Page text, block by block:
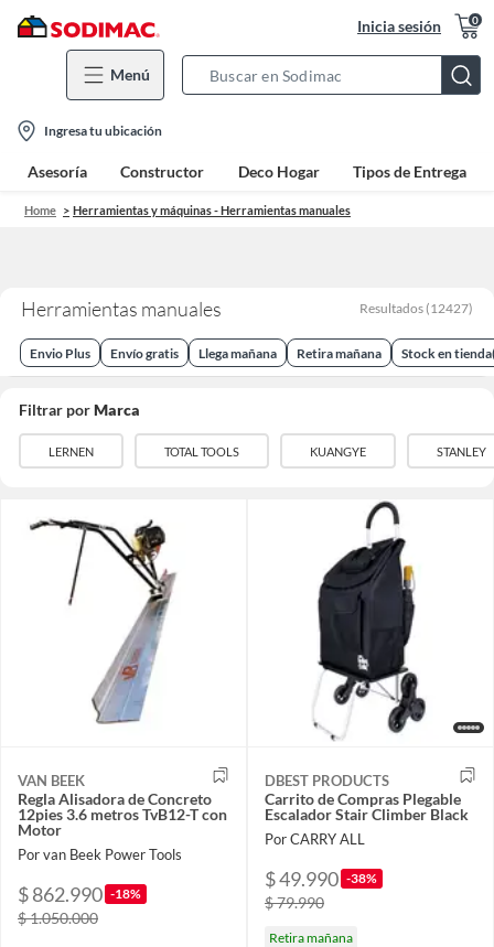
Inicia sesión 0
Menú
Bar
location-
icon
Ingresa tu ubicación
Asesoría Constructor Deco Hogar Tipos de Entrega
Home Herramientas y máquinas - Herramientas manuales
Herramientas manuales Resultados (12427)
Envio Plus Envío gratis Llega mañana Retira mañana Stock en tienda
Filtrar porMarca
LERNEN TOTAL TOOLS KUANGYE STANLEY
VAN BEEK
Regla Alisadora de Concreto
12pies 3.6 metros TvB12-T con
Motor
Por van Beek Power Tools
$ 862.990 -18%
$ 1.050.000
DBEST PRODUCTS
Carrito de Compras Plegable
Escalador Stair Climber Black
Por CARRY ALL
$ 49.990 -38%
$ 79.990
Retira mañana